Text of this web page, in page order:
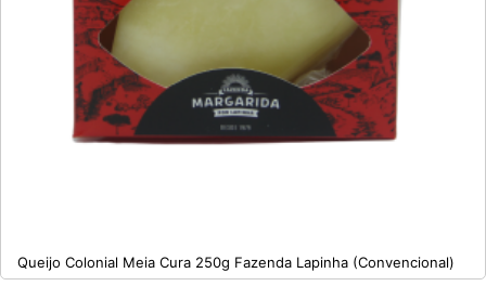
Queijo Colonial Meia Cura 250g Fazenda Lapinha (Convencional)